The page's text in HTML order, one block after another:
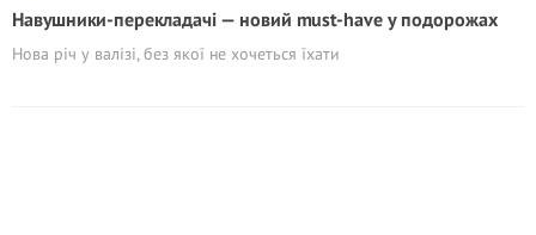
Навушники-перекладачі — новий must-have у подорожах
Нова річ у валізі, без якої не хочеться їхати